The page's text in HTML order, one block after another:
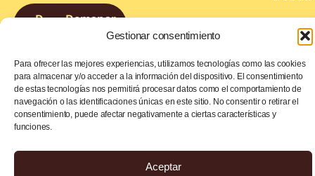
Gestionar consentimiento
Para ofrecer las mejores experiencias, utilizamos tecnologías como las cookies
para almacenar y/o acceder a la información del dispositivo. El consentimiento
de estas tecnologías nos permitirá procesar datos como el comportamiento de
navegación o las identificaciones únicas en este sitio. No consentir o retirar el
consentimiento, puede afectar negativamente a ciertas características y
funciones.
Aceptar
DemanarDemanar
© 2026 EL PIBE. Tots els drets
reservats
Politica de Privacitat
Política de CookiesAvís Legal